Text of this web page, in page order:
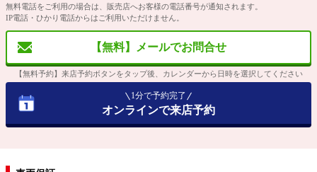
無料電話をご利用の場合は、販売店へお客様の電話番号が通知されます。
IP電話・ひかり電話からはご利用いただけません。
【無料】メールでお問合せ
【無料予約】来店予約ボタンをタップ後、カレンダーから日時を選択してください
1分で予約完了
オンラインで来店予約